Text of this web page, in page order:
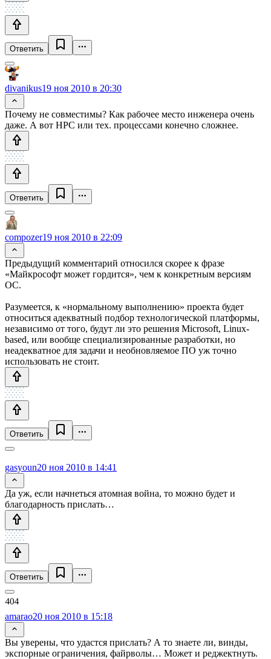
Ответить
divanikus19 ноя 2010 в 20:30
Почему не совместимы? Как рабочее место инженера очень
даже. А вот HPC или тех. процессами конечно сложнее.
Ответить
compozer19 ноя 2010 в 22:09
Предыдущий комментарий относился скорее к фразе
«Майкрософт может гордится», чем к конкретным версиям
ОС.
Разумеется, к «нормальному выполнению» проекта будет
относиться адекватный подбор технологической платформы,
независимо от того, будут ли это решения Microsoft, Linux-
based, или вообще специализированные разработки, но
неадекватное для задачи и необновляемое ПО уж точно
использовать не стоит.
Ответить
gasyoun20 ноя 2010 в 14:41
Да уж, если начнеться атомная война, то можно будет и
благодарность прислать…
Ответить
amarao20 ноя 2010 в 15:18
Вы уверены, что удастся прислать? А то знаете ли, винды,
экспорные ограничения, файрволы… Может и реджектнуть.